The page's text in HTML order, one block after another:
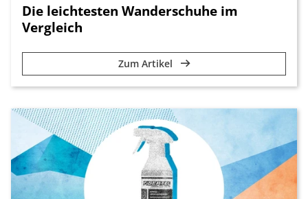
Die leichtesten Wanderschuhe im
Vergleich
Zum Artikel